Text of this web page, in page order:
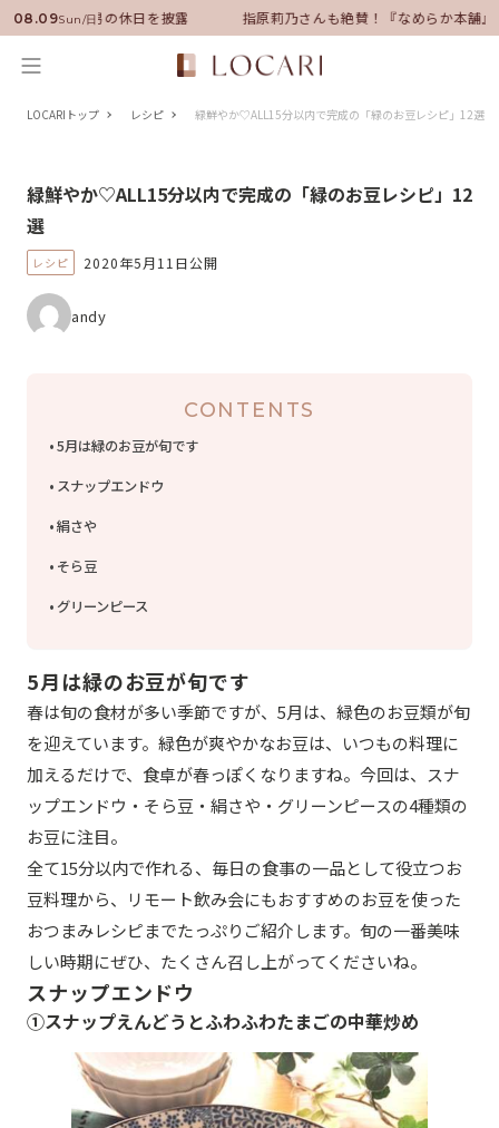
08.09Sun/日
！いい男の休日を披露 指原莉乃さんも絶賛！『なめらか本舗』保
LOCARIトップ レシピ 緑鮮やか♡ALL15分以内で完成の「緑のお豆レシピ」12選
緑鮮やか♡ALL15分以内で完成の「緑のお豆レシピ」12
選
レシピ 2020年5月11日公開
andy
CONTENTS
5月は緑のお豆が旬です
スナップエンドウ
絹さや
そら豆
グリーンピース
5月は緑のお豆が旬です
春は旬の食材が多い季節ですが、5月は、緑色のお豆類が旬
を迎えています。緑色が爽やかなお豆は、いつもの料理に
加えるだけで、食卓が春っぽくなりますね。今回は、スナ
ップエンドウ・そら豆・絹さや・グリーンピースの4種類の
お豆に注目。
全て15分以内で作れる、毎日の食事の一品として役立つお
豆料理から、リモート飲み会にもおすすめのお豆を使った
おつまみレシピまでたっぷりご紹介します。旬の一番美味
しい時期にぜひ、たくさん召し上がってくださいね。
スナップエンドウ
①スナップえんどうとふわふわたまごの中華炒め